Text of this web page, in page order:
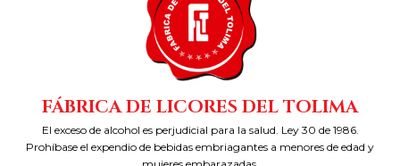
FÁBRICA DE LICORES DEL TOLIMA
El exceso de alcohol es perjudicial para la salud. Ley 30 de 1986.
Prohíbase el expendio de bebidas embriagantes a menores de edad y